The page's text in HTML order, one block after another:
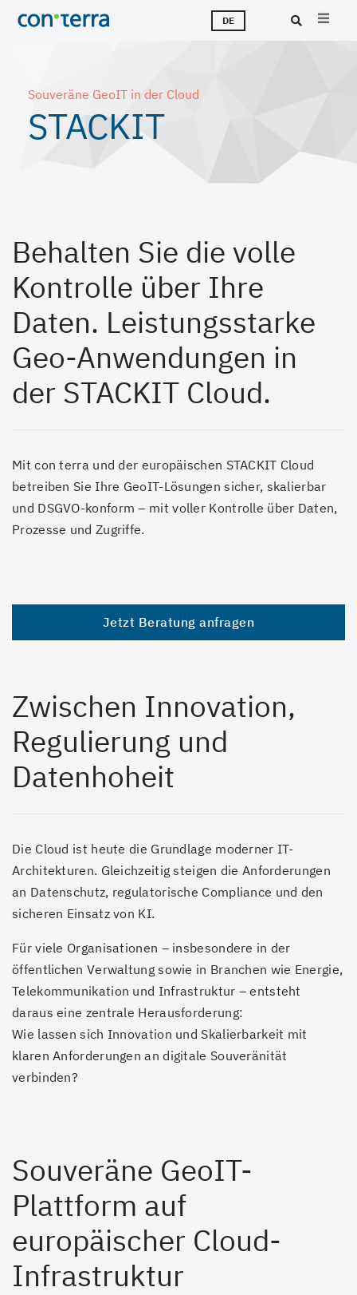
Direkt
zum
DE
Souveräne GeoIT in der Cloud
STACKIT
Behalten Sie die volle
Kontrolle über Ihre
Daten. Leistungsstarke
Geo-Anwendungen in
der STACKIT Cloud.
Mit con terra und der europäischen STACKIT Cloud
betreiben Sie Ihre GeoIT-Lösungen sicher, skalierbar
und DSGVO-konform – mit voller Kontrolle über Daten,
Prozesse und Zugriffe.
Jetzt Beratung anfragen
Zwischen Innovation,
Regulierung und
Datenhoheit
Die Cloud ist heute die Grundlage moderner IT-
Architekturen. Gleichzeitig steigen die Anforderungen
an Datenschutz, regulatorische Compliance und den
sicheren Einsatz von KI.
Für viele Organisationen – insbesondere in der
öffentlichen Verwaltung sowie in Branchen wie Energie,
Telekommunikation und Infrastruktur – entsteht
daraus eine zentrale Herausforderung:
Wie lassen sich Innovation und Skalierbarkeit mit
klaren Anforderungen an digitale Souveränität
verbinden?
Souveräne GeoIT-
Plattform auf
europäischer Cloud-
Infrastruktur